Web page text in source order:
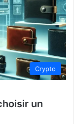
Crypto
un